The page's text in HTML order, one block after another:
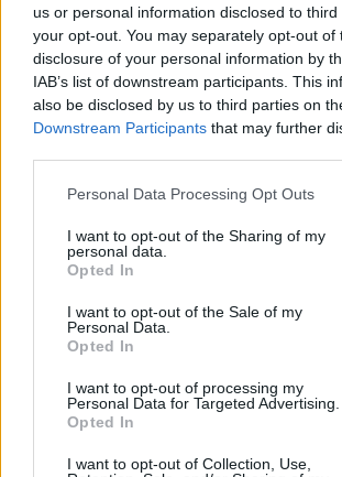
us or personal information disclosed to
your opt-out. You may separately opt-out of
disclosure of your personal information by
IAB’s list of downstream participants. This
also be disclosed by us to third parties on
Downstream Participants that may further
Personal Data Processing Opt Outs
I want to opt-out of the Sharing of my
personal data.
Opted In
I want to opt-out of the Sale of my
Personal Data.
Opted In
I want to opt-out of processing my
Personal Data for Targeted Advertising.
Opted In
I want to opt-out of Collection, Use,
Σύγκρουση on air: Η Τζάκρη είπε
της ΝΔ» για την Καρυστιανού
ο Λαζαρίδης (Video)
10/01/2026
Άγριο επεισόδιο είχαν στον τηλεοπτικό
Κινήματος Δημοκρατίας Θεοδώρα Τζάκρη με
ΝΔ Μακάριο Λαζαρίδη. Η ένταση
στράφηκε στα επιχειρήματα της κυβέρνησης
«εργαλειοποίησης του πένθους» από τη Μαρία
Σελίδα 1 από 11